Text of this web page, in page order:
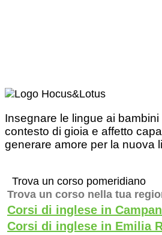
Insegnare le lingue ai bambini
contesto di gioia e affetto
generare amore per la nuova
Trova un corso pomeridiano
Trova un corso nella tua
Corsi di inglese in
Corsi di inglese in Emilia